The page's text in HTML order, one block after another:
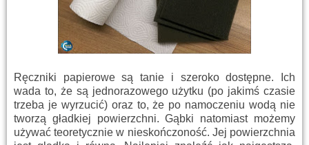
Ręczniki papierowe są tanie i szeroko dostępne. Ich
wada to, że są jednorazowego użytku (po jakimś czasie
trzeba je wyrzucić) oraz to, że po namoczeniu wodą nie
tworzą gładkiej powierzchni. Gąbki natomiast możemy
używać teoretycznie w nieskończoność. Jej powierzchnia